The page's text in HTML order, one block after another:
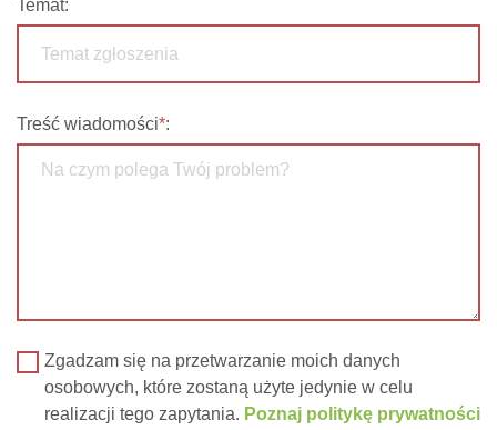
Temat:
Treść wiadomości*:
Zgadzam się na przetwarzanie moich danych
osobowych, które zostaną użyte jedynie w celu
realizacji tego zapytania. Poznaj politykę prywatności